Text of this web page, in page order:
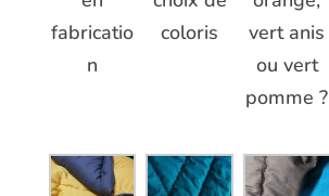
fabricatio
n
coloris
vert anis
ou vert
pomme ?